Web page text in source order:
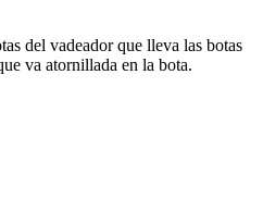
del vadeador que lleva las botas
va atornillada en la bota.